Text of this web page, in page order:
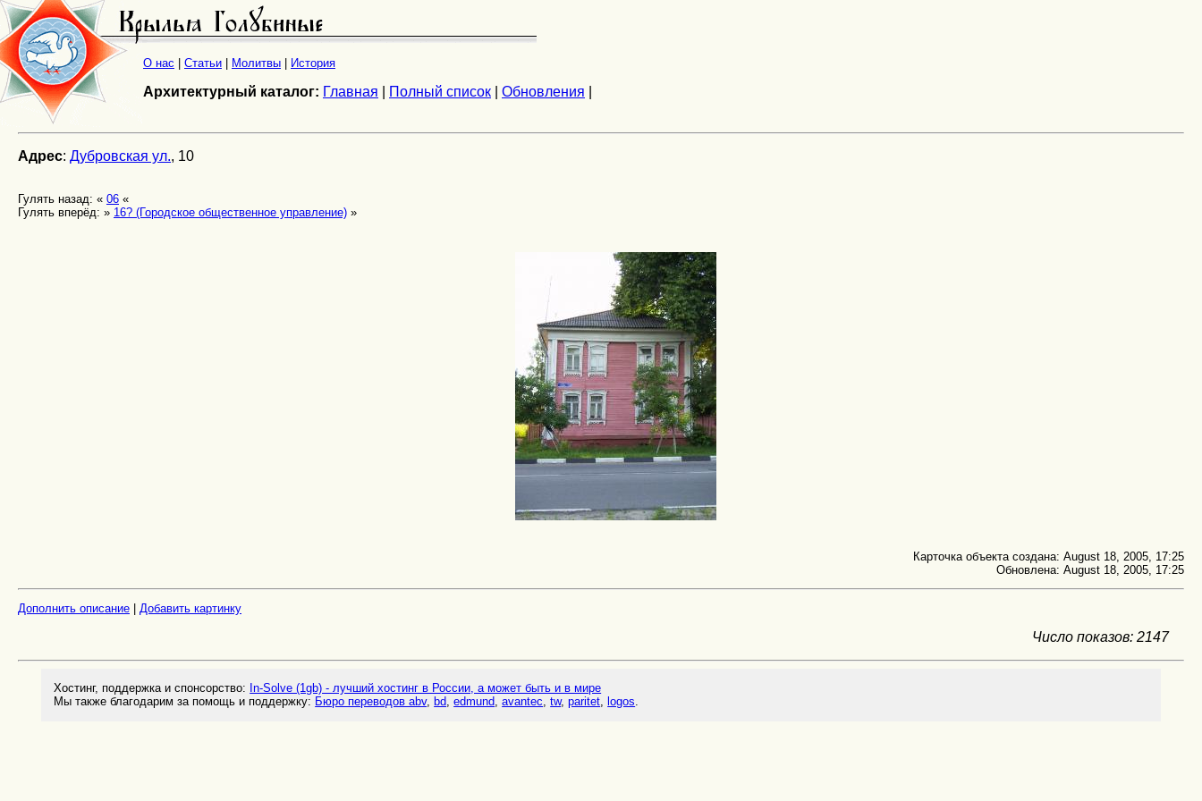
О нас Статьи Молитвы История
Архитектурный каталог: Главная Полный список Обновления
Адрес: Дубровская ул., 10
Гулять назад: « 06 «
Гулять вперёд: » 16? (Городское общественное управление) »
Карточка объекта создана: August 18, 2005, 17:25
Обновлена: August 18, 2005, 17:25
Дополнить описание Добавить картинку
Число показов: 2147
Хостинг, поддержка и спонсорство: In-Solve (1gb) - лучший хостинг в России, а может быть и в мире
Мы также благодарим за помощь и поддержку: Бюро переводов abv, bd,edmund,avantec,tw,paritet, logos.